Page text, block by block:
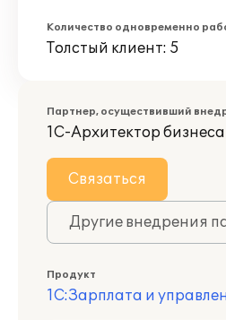
Количество одновременно
Толстый клиент: 5
Партнер, осуществивший
1С-Архитектор бизнеса
Связаться
Другие внедрения
Продукт
1С:Зарплата и